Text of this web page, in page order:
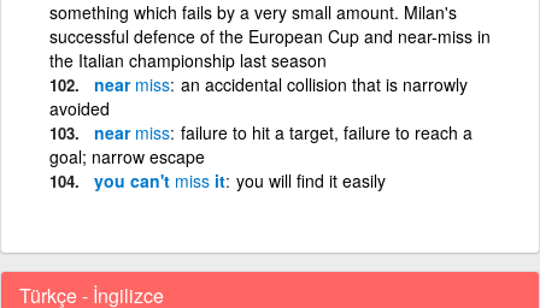
something which fails by a very small amount. Milan's
successful defence of the European Cup and near-miss in
the Italian championship last season
near miss an accidental collision that is narrowly
avoided
near miss failure to hit a target, failure to reach a
goal; narrow escape
you can't miss it you will find it easily
Türkçe - İngilizce